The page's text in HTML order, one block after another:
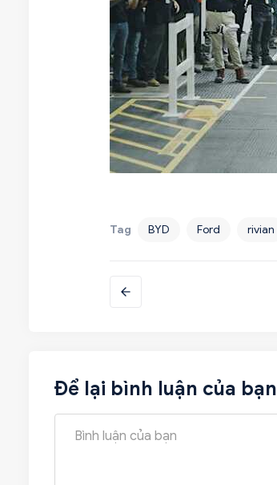
Tag BYD Ford rivian
Để lại bình luận của bạn